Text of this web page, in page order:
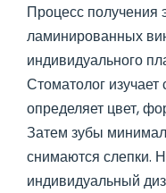
Процесс получения
ламинированных
индивидуального
Стоматолог изучает
определяет цвет,
Затем зубы
снимаются слепки.
индивидуальный